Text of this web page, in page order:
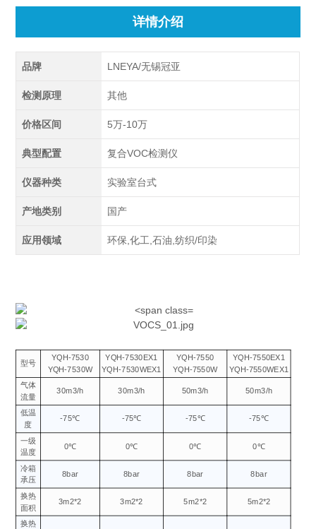
详情介绍
品牌 LNEYA/无锡冠亚
检测原理 其他
价格区间 5万-10万
典型配置 复合VOC检测仪
仪器种类 实验室台式
产地类别 国产
应用领域 环保,化工,石油,纺织/印染
型号
YQH-7530
YQH-7530W
YQH-7530EX1
YQH-7530WEX1
YQH-7550
YQH-7550W
YQH-7550EX1
YQH-7550WEX1
气体
流量
30m3/h 30m3/h 50m3/h 50m3/h
低温
度
-75℃ -75℃ -75℃ -75℃
一级
温度
0℃ 0℃ 0℃ 0℃
冷箱
承压
8bar 8bar 8bar 8bar
换热
面积
3m2*2 3m2*2 5m2*2 5m2*2
换热